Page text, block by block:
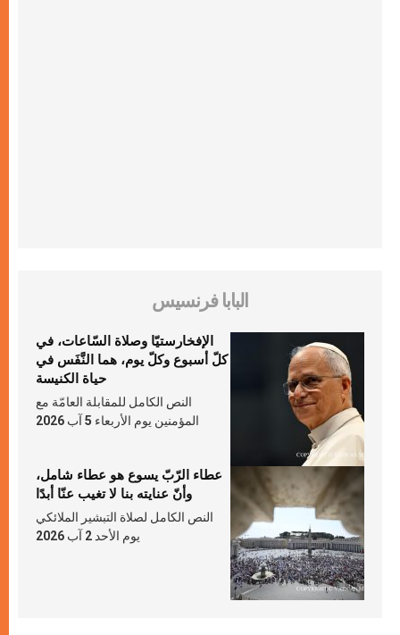
البابا فرنسيس
الإفخارستيّا وصلاة السّاعات، في
كلّ أسبوع وكلّ يوم، هما النَّفَس في
حياة الكنيسة
النص الكامل للمقابلة العامّة مع
المؤمنين يوم الأربعاء 5 آب 2026
عطاء الرّبّ يسوع هو عطاء شامل،
وأنّ عنايته بنا لا تغيب عنّا أبدًا
النص الكامل لصلاة التبشير الملائكي
يوم الأحد 2 آب 2026